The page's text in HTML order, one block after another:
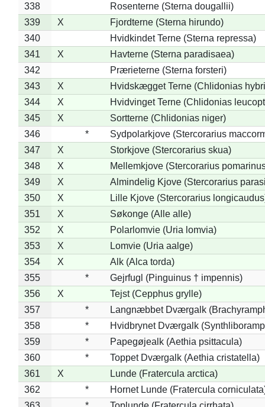
338
Rosenterne (Sterna dougallii)
339
X
Fjordterne (Sterna hirundo)
340
Hvidkindet Terne (Sterna repressa)
341
X
Havterne (Sterna paradisaea)
342
Prærieterne (Sterna forsteri)
343
X
Hvidskægget Terne (Chlidonias
344
X
Hvidvinget Terne (Chlidonias
345
X
Sortterne (Chlidonias niger)
346
*
Sydpolarkjove (Stercorarius
347
X
Storkjove (Stercorarius skua)
348
X
Mellemkjove (Stercorarius
349
X
Almindelig Kjove (Stercorarius
350
X
Lille Kjove (Stercorarius
351
X
Søkonge (Alle alle)
352
X
Polarlomvie (Uria lomvia)
353
X
Lomvie (Uria aalge)
354
X
Alk (Alca torda)
355
*
Gejrfugl (Pinguinus † impennis)
356
X
Tejst (Cepphus grylle)
357
*
Langnæbbet Dværgalk
358
*
Hvidbrynet Dværgalk
359
*
Papegøjealk (Aethia psittacula)
360
*
Toppet Dværgalk (Aethia cristatella)
361
X
Lunde (Fratercula arctica)
362
*
Hornet Lunde (Fratercula